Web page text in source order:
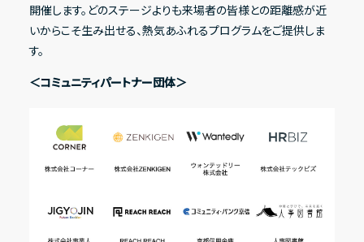
開催します。どのステージよりも来場者の皆様との距離感が近
いからこそ生み出せる、熱気あふれるプログラムをご提供しま
す。
＜コミュニティパートナー団体＞